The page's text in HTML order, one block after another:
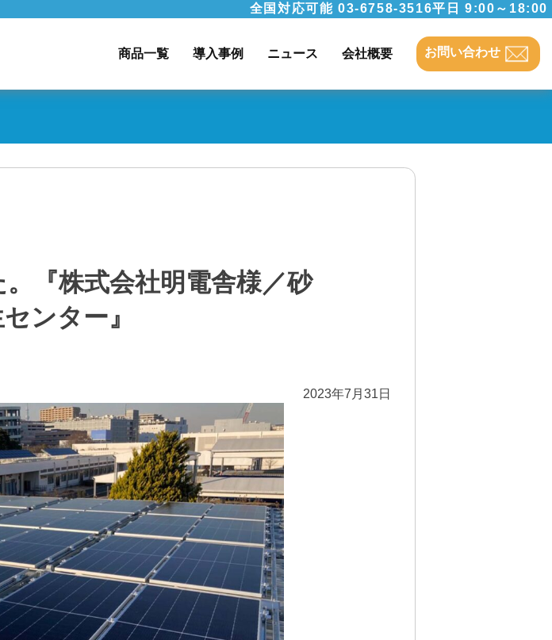
全国対応可能 03-6758-3516平日 9:00～18:00
商品一覧 導入事例 ニュース 会社概要 お問い合わせ
『株式会社明電舎様／砂
ンター』
2023年7月31日